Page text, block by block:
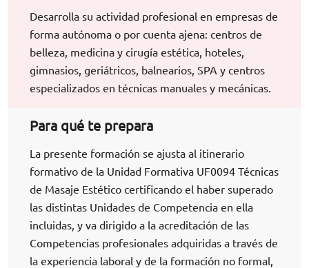
Desarrolla su actividad profesional en empresas de
forma autónoma o por cuenta ajena: centros de
belleza, medicina y cirugía estética, hoteles,
gimnasios, geriátricos, balnearios, SPA y centros
especializados en técnicas manuales y mecánicas.
Para qué te prepara
La presente formación se ajusta al itinerario
formativo de la Unidad Formativa UF0094 Técnicas
de Masaje Estético certificando el haber superado
las distintas Unidades de Competencia en ella
incluidas, y va dirigido a la acreditación de las
Competencias profesionales adquiridas a través de
la experiencia laboral y de la formación no formal,